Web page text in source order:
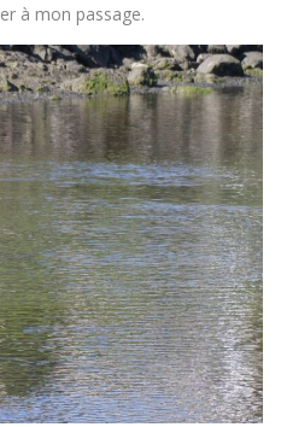
à mon passage.